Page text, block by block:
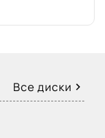
Все диски